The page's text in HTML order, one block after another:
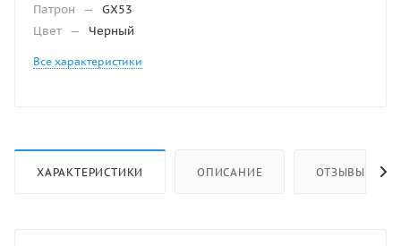
Патрон
—
GX53
Цвет — Черный
Все характеристики
ХАРАКТЕРИСТИКИ ОПИСАНИЕ ОТЗЫВЫ